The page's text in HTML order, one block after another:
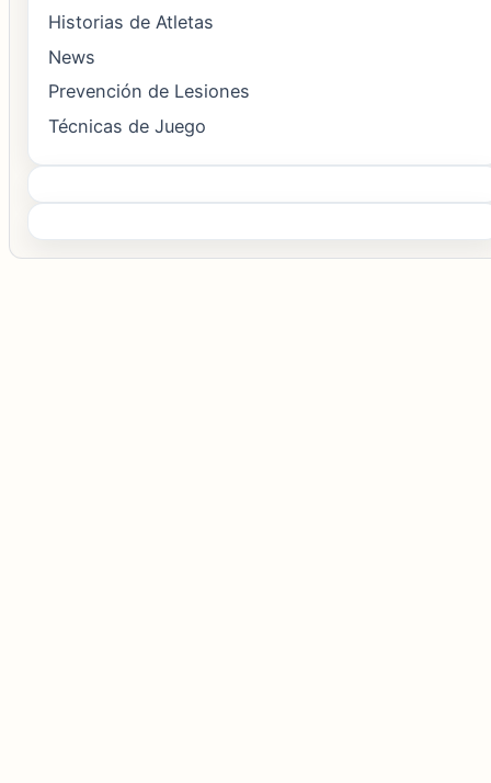
Historias de Atletas
News
Prevención de Lesiones
Técnicas de Juego